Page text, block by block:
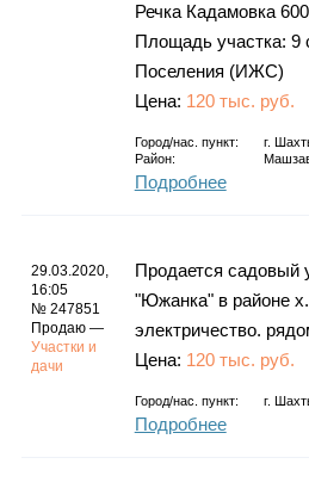
Речка Кадамовка
Площадь участка: 9
Поселения (ИЖС)
Цена: 120 тыс. руб.
Город/нас. пункт: г.
Район:
Подробнее
29.03.2020,
16:05
№ 247851
Продаю —
Участки и
дачи
Продается садовый
"Южанка" в районе
электричество.
Цена: 120 тыс. руб.
Город/нас. пункт: г.
Подробнее